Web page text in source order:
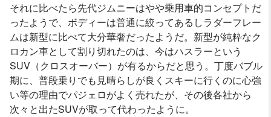
それに比べたら先代ジムニーはやや乗用車的コンセプトだ
ったようで、ボディーは普通に絞ってあるしラダーフレー
ムは新型に比べて大分華奢だったようだ。新型が純粋なク
ロカン車として割り切れたのは、今はハスラーという
SUV（クロスオーバー）が有るからだと思う。丁度バブル
期に、普段乗りでも見晴らしが良くスキーに行くのに心強
い等の理由でパジェロがよく売れたが、その後各社から
次々と出たSUVが取って代わったように。